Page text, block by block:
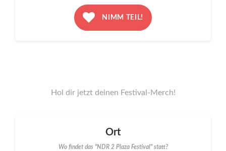
NIMM TEIL!
Hol dir jetzt deinen Festival-Merch!
Ort
Wo findet das "NDR 2 Plaza Festival" statt?